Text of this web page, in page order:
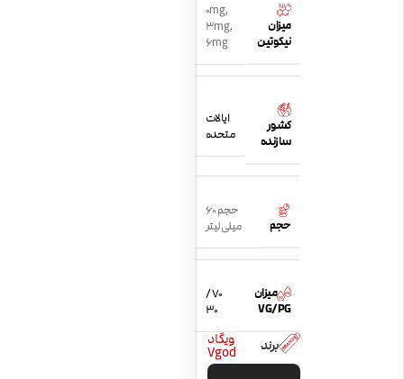
میزان
نیکوتین
0mg,
3mg,
6mg
کشور
سازنده
ایالات
متحده
حجم
حجم 60
میلی لیتر
میزان
VG/PG
70 /
30
برند ویگاد
Vgod